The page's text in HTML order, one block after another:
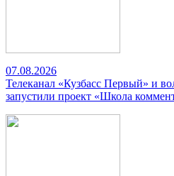
07.08.2026
Телеканал «Кузбасс Первый» и
запустили проект «Школа